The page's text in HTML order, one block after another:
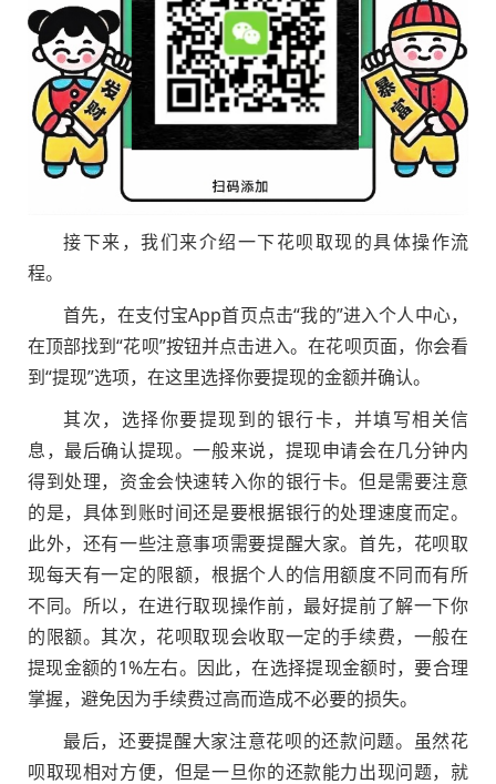
接下来，我们来介绍一下花呗取现的具体操作流
程。
首先，在支付宝App首页点击“我的”进入个人中心，
在顶部找到“花呗”按钮并点击进入。在花呗页面，你会看
到“提现”选项，在这里选择你要提现的金额并确认。
其次，选择你要提现到的银行卡，并填写相关信
息，最后确认提现。一般来说，提现申请会在几分钟内
得到处理，资金会快速转入你的银行卡。但是需要注意
的是，具体到账时间还是要根据银行的处理速度而定。
此外，还有一些注意事项需要提醒大家。首先，花呗取
现每天有一定的限额，根据个人的信用额度不同而有所
不同。所以，在进行取现操作前，最好提前了解一下你
的限额。其次，花呗取现会收取一定的手续费，一般在
提现金额的1%左右。因此，在选择提现金额时，要合理
掌握，避免因为手续费过高而造成不必要的损失。
最后，还要提醒大家注意花呗的还款问题。虽然花
呗取现相对方便，但是一旦你的还款能力出现问题，就